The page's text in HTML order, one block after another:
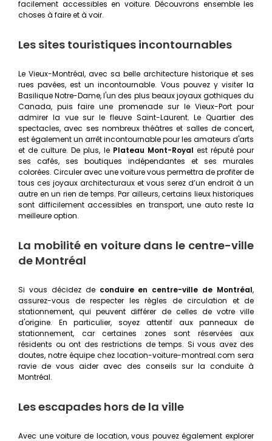
facilement accessibles en voiture. Découvrons ensemble les
choses à faire et à voir.
Les sites touristiques incontournables
Le Vieux-Montréal, avec sa belle architecture historique et ses
rues pavées, est un incontournable. Vous pouvez y visiter la
Basilique Notre-Dame, l'un des plus beaux joyaux gothiques du
Canada, puis faire une promenade sur le Vieux-Port pour
admirer la vue sur le fleuve Saint-Laurent. Le Quartier des
spectacles, avec ses nombreux théâtres et salles de concert,
est également un arrêt incontournable pour les amateurs d'arts
et de culture. De plus, le Plateau Mont-Royal est réputé pour
ses cafés, ses boutiques indépendantes et ses murales
colorées. Circuler avec une voiture vous permettra de profiter de
tous ces joyaux architecturaux et vous serez d’un endroit à un
autre en un rien de temps. Par ailleurs, certains lieux historiques
sont difficilement accessibles en transport, une auto reste la
meilleure option.
La mobilité en voiture dans le centre-ville
de Montréal
Si vous décidez de conduire en centre-ville de Montréal,
assurez-vous de respecter les règles de circulation et de
stationnement, qui peuvent différer de celles de votre ville
d'origine. En particulier, soyez attentif aux panneaux de
stationnement, car certaines zones sont réservées aux
résidents ou ont des restrictions de temps. Si vous avez des
doutes, notre équipe chez location-voiture-montreal.com sera
ravie de vous aider avec des conseils sur la conduite à
Montréal.
Les escapades hors de la ville
Avec une voiture de location, vous pouvez également explorer